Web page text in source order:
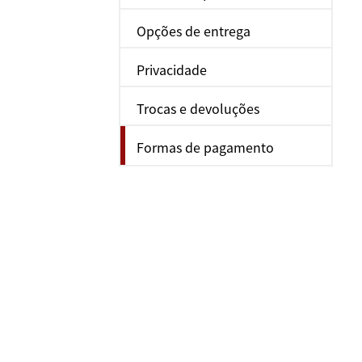
Opções de entrega
Privacidade
Trocas e devoluções
Formas de pagamento